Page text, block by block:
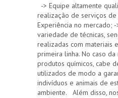
-> Equipe altamente
realização de serviços
Experiência no mercado;
variedade de técnicas,
realizadas com materiais
primeira linha. No caso
produtos químicos, cabe
utilizados de modo a
indivíduos e animais de
ambiente. Além disso,